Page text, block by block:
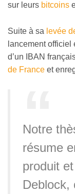
sur leurs bitcoins
Suite à sa levée
lancement officiel
d’un IBAN
de France et
Notre
résume
produit
Deblock,